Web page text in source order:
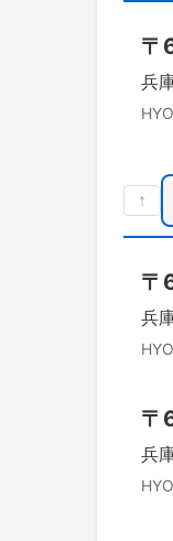
〒
兵
↑
〒
兵
〒
兵